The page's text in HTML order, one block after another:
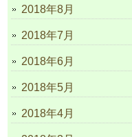
2018年8月
2018年7月
2018年6月
2018年5月
2018年4月